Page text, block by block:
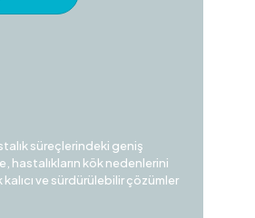
süreçlerindeki geniş
hastalıkların kök nedenlerini
ve sürdürülebilir çözümler